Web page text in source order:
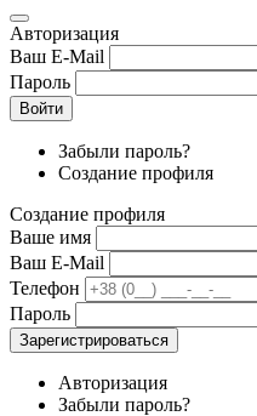
Авторизация
Ваш E-Mail
Пароль
Войти
Забыли пароль?
Создание профиля
Создание профиля
Ваше имя
Ваш E-Mail
Телефон
Пароль
Зарегистрироваться
Авторизация
Забыли пароль?